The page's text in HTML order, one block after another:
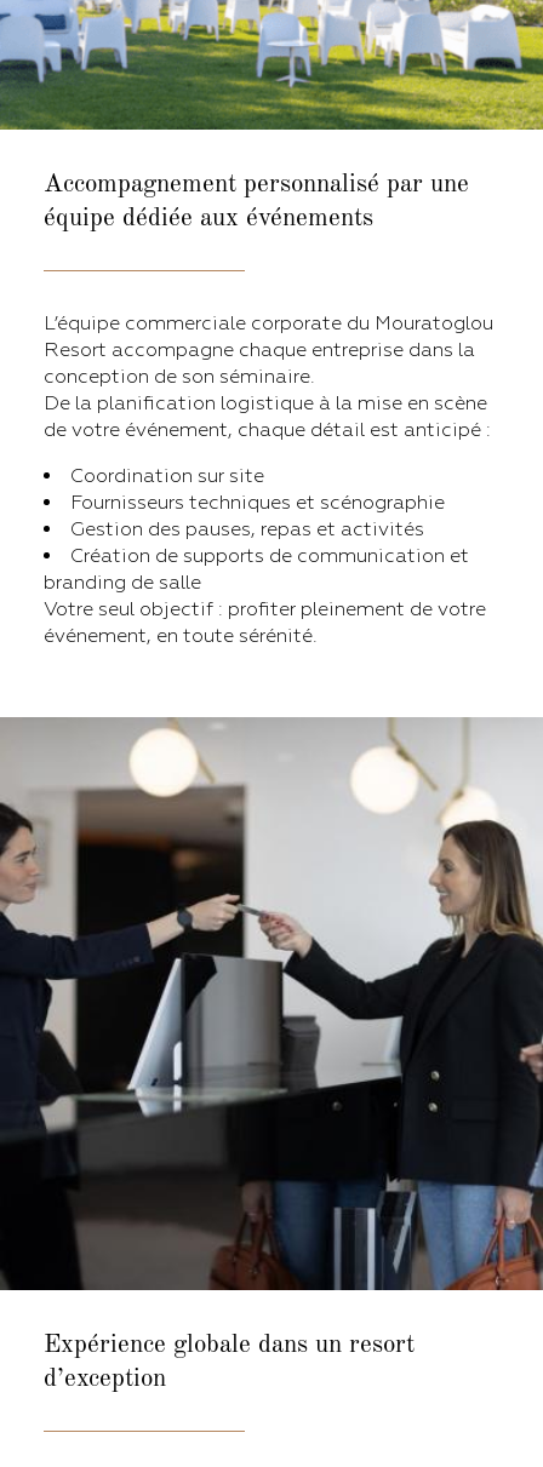
Accompagnement personnalisé par une
équipe dédiée aux événements
L’équipe commerciale corporate du Mouratoglou
Resort accompagne chaque entreprise dans la
conception de son séminaire.
De la planification logistique à la mise en scène
de votre événement, chaque détail est anticipé :
Coordination sur site
Fournisseurs techniques et scénographie
Gestion des pauses, repas et activités
Création de supports de communication et
branding de salle
Votre seul objectif : profiter pleinement de votre
événement, en toute sérénité.
Expérience globale dans un resort
d’exception